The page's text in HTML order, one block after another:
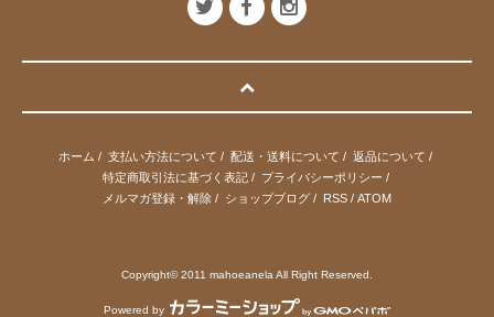
ホーム / 支払い方法について / 配送・送料について / 返品について /
特定商取引法に基づく表記/ プライバシーポリシー /
メルマガ登録・解除 / ショップブログ / RSS / ATOM
Copyright© 2011 mahoeanela All Right Reserved.
Powered by